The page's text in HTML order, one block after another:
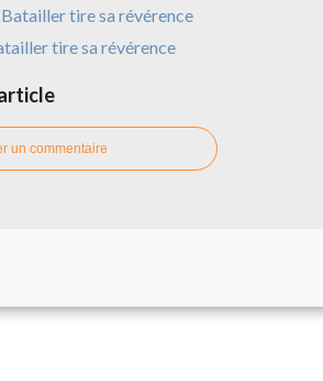
tire sa révérence
un commentaire